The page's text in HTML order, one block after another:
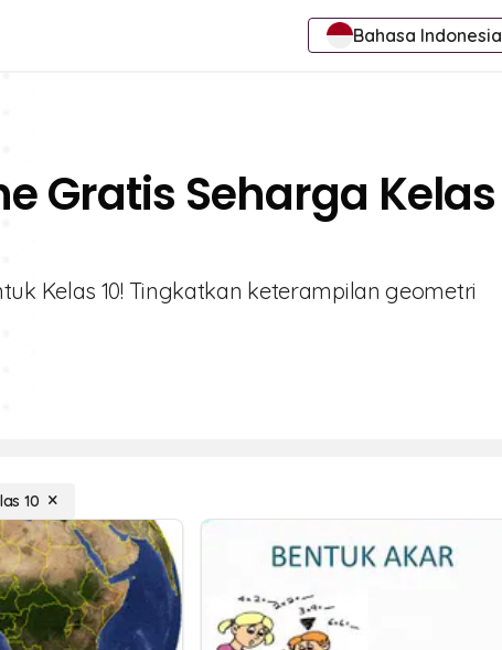
Bahasa Indonesia
Gratis Seharga Kelas
Kelas 10! Tingkatkan keterampilan geometri
10